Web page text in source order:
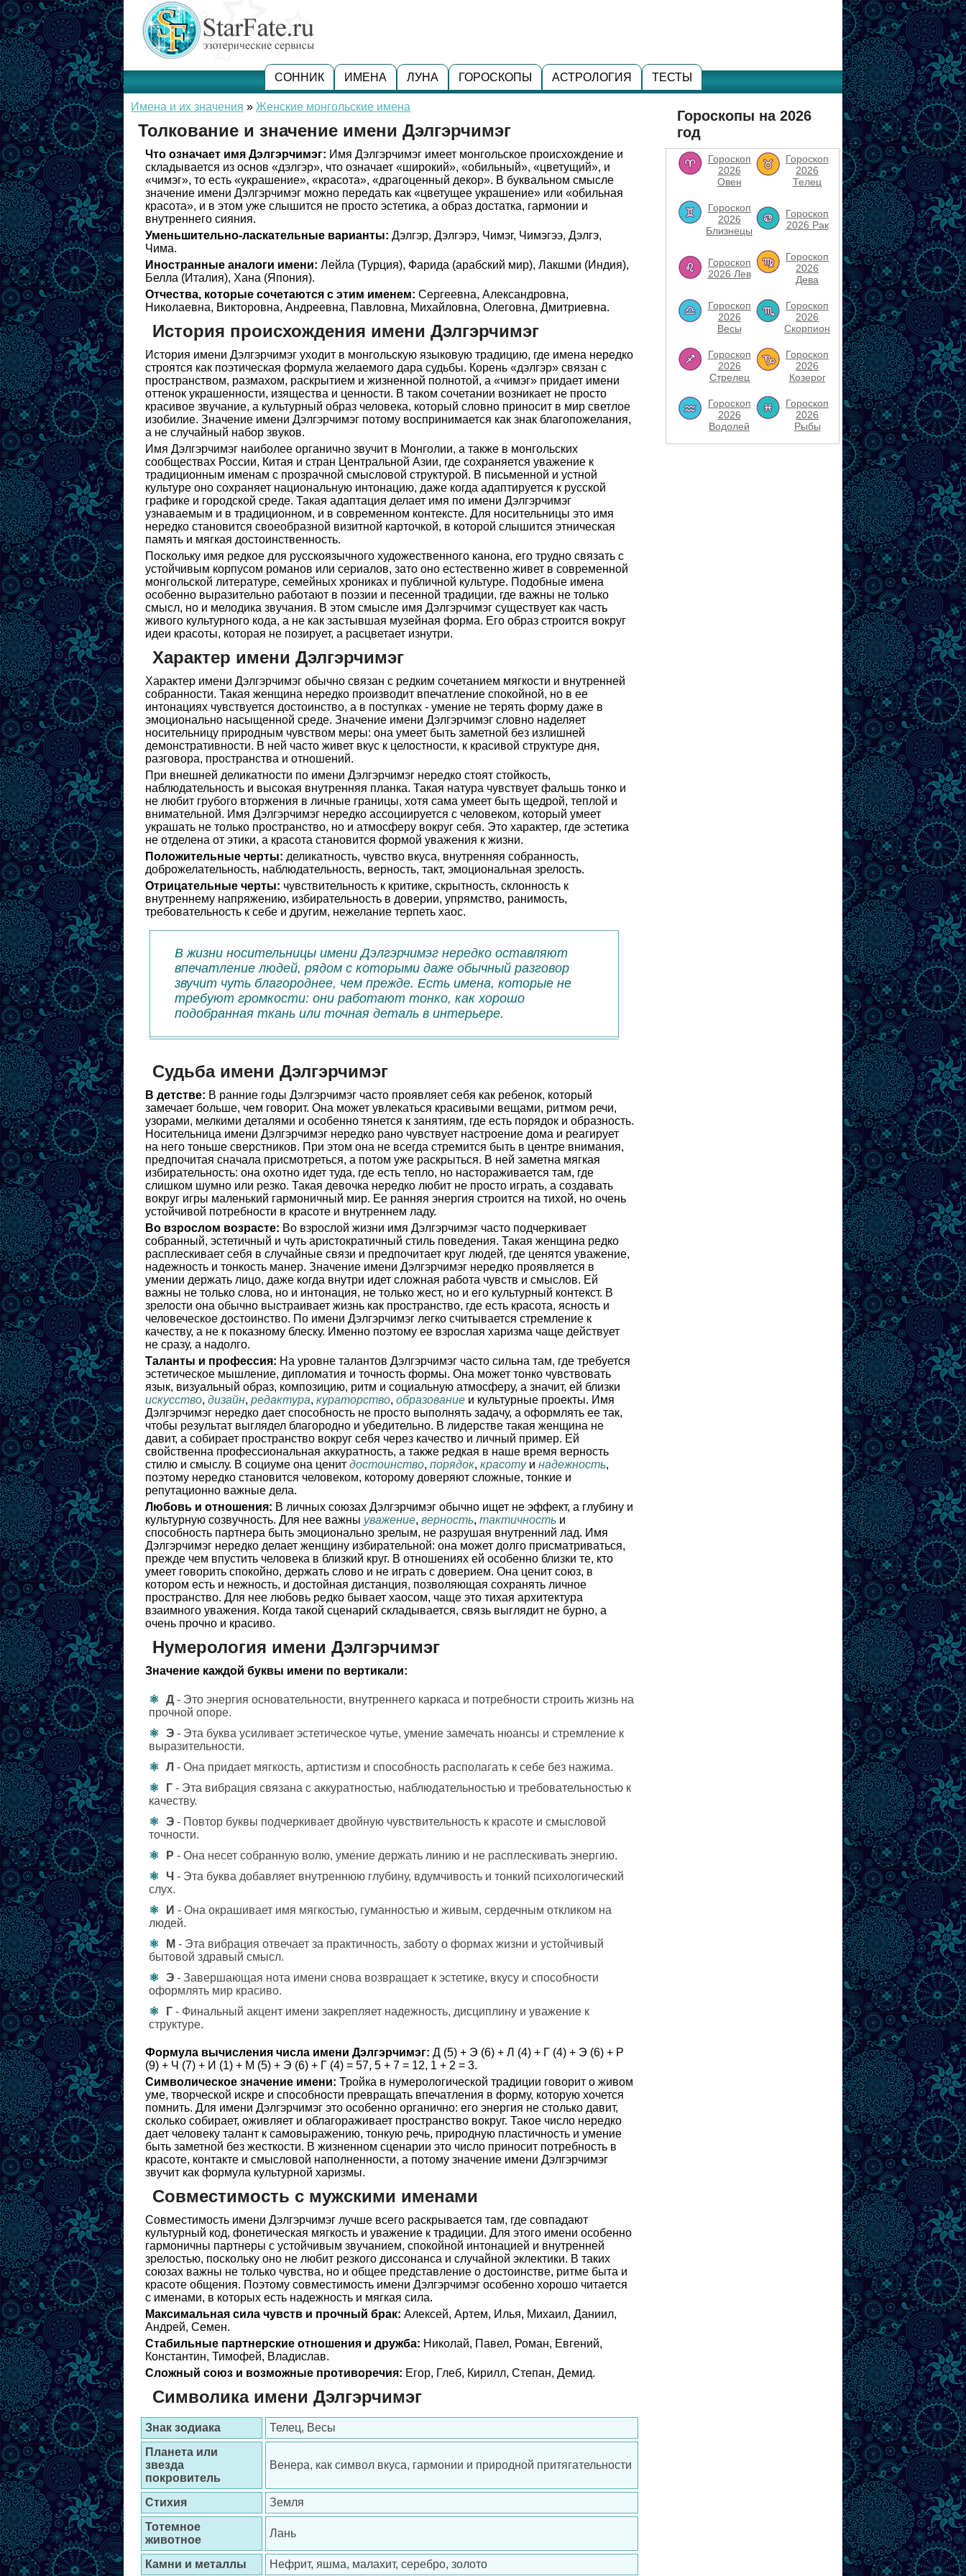
СОННИК ИМЕНА ЛУНА ГОРОСКОПЫ АСТРОЛОГИЯ ТЕСТЫ
Имена и их значения » Женские монгольские имена
Толкование и значение имени Дэлгэрчимэг
Что означает имя Дэлгэрчимэг: Имя Дэлгэрчимэг имеет монгольское происхождение и
складывается из основ «дэлгэр», что означает «широкий», «обильный», «цветущий», и
«чимэг», то есть «украшение», «красота», «драгоценный декор». В буквальном смысле
значение имени Дэлгэрчимэг можно передать как «цветущее украшение» или «обильная
красота», и в этом уже слышится не просто эстетика, а образ достатка, гармонии и
внутреннего сияния.
Уменьшительно-ласкательные варианты: Дэлгэр, Дэлгэрэ, Чимэг, Чимэгээ, Дэлгэ,
Чима.
Иностранные аналоги имени: Лейла (Турция), Фарида (арабский мир), Лакшми (Индия),
Белла (Италия), Хана (Япония).
Отчества, которые сочетаются с этим именем: Сергеевна, Александровна,
Николаевна, Викторовна, Андреевна, Павловна, Михайловна, Олеговна, Дмитриевна.
История происхождения имени Дэлгэрчимэг
История имени Дэлгэрчимэг уходит в монгольскую языковую традицию, где имена нередко
строятся как поэтическая формула желаемого дара судьбы. Корень «дэлгэр» связан с
пространством, размахом, раскрытием и жизненной полнотой, а «чимэг» придает имени
оттенок украшенности, изящества и ценности. В таком сочетании возникает не просто
красивое звучание, а культурный образ человека, который словно приносит в мир светлое
изобилие. Значение имени Дэлгэрчимэг потому воспринимается как знак благопожелания,
а не случайный набор звуков.
Имя Дэлгэрчимэг наиболее органично звучит в Монголии, а также в монгольских
сообществах России, Китая и стран Центральной Азии, где сохраняется уважение к
традиционным именам с прозрачной смысловой структурой. В письменной и устной
культуре оно сохраняет национальную интонацию, даже когда адаптируется к русской
графике и городской среде. Такая адаптация делает имя по имени Дэлгэрчимэг
узнаваемым и в традиционном, и в современном контексте. Для носительницы это имя
нередко становится своеобразной визитной карточкой, в которой слышится этническая
память и мягкая достоинственность.
Поскольку имя редкое для русскоязычного художественного канона, его трудно связать с
устойчивым корпусом романов или сериалов, зато оно естественно живет в современной
монгольской литературе, семейных хрониках и публичной культуре. Подобные имена
особенно выразительно работают в поэзии и песенной традиции, где важны не только
смысл, но и мелодика звучания. В этом смысле имя Дэлгэрчимэг существует как часть
живого культурного кода, а не как застывшая музейная форма. Его образ строится вокруг
идеи красоты, которая не позирует, а расцветает изнутри.
Характер имени Дэлгэрчимэг
Характер имени Дэлгэрчимэг обычно связан с редким сочетанием мягкости и внутренней
собранности. Такая женщина нередко производит впечатление спокойной, но в ее
интонациях чувствуется достоинство, а в поступках - умение не терять форму даже в
эмоционально насыщенной среде. Значение имени Дэлгэрчимэг словно наделяет
носительницу природным чувством меры: она умеет быть заметной без излишней
демонстративности. В ней часто живет вкус к целостности, к красивой структуре дня,
разговора, пространства и отношений.
При внешней деликатности по имени Дэлгэрчимэг нередко стоят стойкость,
наблюдательность и высокая внутренняя планка. Такая натура чувствует фальшь тонко и
не любит грубого вторжения в личные границы, хотя сама умеет быть щедрой, теплой и
внимательной. Имя Дэлгэрчимэг нередко ассоциируется с человеком, который умеет
украшать не только пространство, но и атмосферу вокруг себя. Это характер, где эстетика
не отделена от этики, а красота становится формой уважения к жизни.
Положительные черты: деликатность, чувство вкуса, внутренняя собранность,
доброжелательность, наблюдательность, верность, такт, эмоциональная зрелость.
Отрицательные черты: чувствительность к критике, скрытность, склонность к
внутреннему напряжению, избирательность в доверии, упрямство, ранимость,
требовательность к себе и другим, нежелание терпеть хаос.
В жизни носительницы имени Дэлгэрчимэг нередко оставляют
впечатление людей, рядом с которыми даже обычный разговор
звучит чуть благороднее, чем прежде. Есть имена, которые не
требуют громкости: они работают тонко, как хорошо
подобранная ткань или точная деталь в интерьере.
Судьба имени Дэлгэрчимэг
В детстве: В ранние годы Дэлгэрчимэг часто проявляет себя как ребенок, который
замечает больше, чем говорит. Она может увлекаться красивыми вещами, ритмом речи,
узорами, мелкими деталями и особенно тянется к занятиям, где есть порядок и образность.
Носительница имени Дэлгэрчимэг нередко рано чувствует настроение дома и реагирует
на него тоньше сверстников. При этом она не всегда стремится быть в центре внимания,
предпочитая сначала присмотреться, а потом уже раскрыться. В ней заметна мягкая
избирательность: она охотно идет туда, где есть тепло, но настораживается там, где
слишком шумно или резко. Такая девочка нередко любит не просто играть, а создавать
вокруг игры маленький гармоничный мир. Ее ранняя энергия строится на тихой, но очень
устойчивой потребности в красоте и внутреннем ладу.
Во взрослом возрасте: Во взрослой жизни имя Дэлгэрчимэг часто подчеркивает
собранный, эстетичный и чуть аристократичный стиль поведения. Такая женщина редко
расплескивает себя в случайные связи и предпочитает круг людей, где ценятся уважение,
надежность и тонкость манер. Значение имени Дэлгэрчимэг нередко проявляется в
умении держать лицо, даже когда внутри идет сложная работа чувств и смыслов. Ей
важны не только слова, но и интонация, не только жест, но и его культурный контекст. В
зрелости она обычно выстраивает жизнь как пространство, где есть красота, ясность и
человеческое достоинство. По имени Дэлгэрчимэг легко считывается стремление к
качеству, а не к показному блеску. Именно поэтому ее взрослая харизма чаще действует
не сразу, а надолго.
Таланты и профессия: На уровне талантов Дэлгэрчимэг часто сильна там, где требуется
эстетическое мышление, дипломатия и точность формы. Она может тонко чувствовать
язык, визуальный образ, композицию, ритм и социальную атмосферу, а значит, ей близки
искусство, дизайн, редактура, кураторство, образование и культурные проекты. Имя
Дэлгэрчимэг нередко дает способность не просто выполнять задачу, а оформлять ее так,
чтобы результат выглядел благородно и убедительно. В лидерстве такая женщина не
давит, а собирает пространство вокруг себя через качество и личный пример. Ей
свойственна профессиональная аккуратность, а также редкая в наше время верность
стилю и смыслу. В социуме она ценит достоинство, порядок, красотуи надежность,
поэтому нередко становится человеком, которому доверяют сложные, тонкие и
репутационно важные дела.
Любовь и отношения: В личных союзах Дэлгэрчимэг обычно ищет не эффект, а глубину и
культурную созвучность. Для нее важны уважение, верность, тактичность и
способность партнера быть эмоционально зрелым, не разрушая внутренний лад. Имя
Дэлгэрчимэг нередко делает женщину избирательной: она может долго присматриваться,
прежде чем впустить человека в близкий круг. В отношениях ей особенно близки те, кто
умеет говорить спокойно, держать слово и не играть с доверием. Она ценит союз, в
котором есть и нежность, и достойная дистанция, позволяющая сохранять личное
пространство. Для нее любовь редко бывает хаосом, чаще это тихая архитектура
взаимного уважения. Когда такой сценарий складывается, связь выглядит не бурно, а
очень прочно и красиво.
Нумерология имени Дэлгэрчимэг
Значение каждой буквы имени по вертикали:
Д - Это энергия основательности, внутреннего каркаса и потребности строить жизнь на
прочной опоре.
Э - Эта буква усиливает эстетическое чутье, умение замечать нюансы и стремление к
выразительности.
Л - Она придает мягкость, артистизм и способность располагать к себе без нажима.
Г - Эта вибрация связана с аккуратностью, наблюдательностью и требовательностью к
качеству.
Э - Повтор буквы подчеркивает двойную чувствительность к красоте и смысловой
точности.
Р - Она несет собранную волю, умение держать линию и не расплескивать энергию.
Ч - Эта буква добавляет внутреннюю глубину, вдумчивость и тонкий психологический
слух.
И - Она окрашивает имя мягкостью, гуманностью и живым, сердечным откликом на
людей.
М - Эта вибрация отвечает за практичность, заботу о формах жизни и устойчивый
бытовой здравый смысл.
Э - Завершающая нота имени снова возвращает к эстетике, вкусу и способности
оформлять мир красиво.
Г - Финальный акцент имени закрепляет надежность, дисциплину и уважение к
структуре.
Формула вычисления числа имени Дэлгэрчимэг: Д (5) + Э (6) + Л (4) + Г (4) + Э (6) + Р
(9) + Ч (7) + И (1) + М (5) + Э (6) + Г (4) = 57, 5 + 7 = 12, 1 + 2 = 3.
Символическое значение имени: Тройка в нумерологической традиции говорит о живом
уме, творческой искре и способности превращать впечатления в форму, которую хочется
помнить. Для имени Дэлгэрчимэг это особенно органично: его энергия не столько давит,
сколько собирает, оживляет и облагораживает пространство вокруг. Такое число нередко
дает человеку талант к самовыражению, тонкую речь, природную пластичность и умение
быть заметной без жесткости. В жизненном сценарии это число приносит потребность в
красоте, контакте и смысловой наполненности, а потому значение имени Дэлгэрчимэг
звучит как формула культурной харизмы.
Совместимость с мужскими именами
Совместимость имени Дэлгэрчимэг лучше всего раскрывается там, где совпадают
культурный код, фонетическая мягкость и уважение к традиции. Для этого имени особенно
гармоничны партнеры с устойчивым звучанием, спокойной интонацией и внутренней
зрелостью, поскольку оно не любит резкого диссонанса и случайной эклектики. В таких
союзах важны не только чувства, но и общее представление о достоинстве, ритме быта и
красоте общения. Поэтому совместимость имени Дэлгэрчимэг особенно хорошо читается
с именами, в которых есть надежность и мягкая сила.
Максимальная сила чувств и прочный брак: Алексей, Артем, Илья, Михаил, Даниил,
Андрей, Семен.
Стабильные партнерские отношения и дружба: Николай, Павел, Роман, Евгений,
Константин, Тимофей, Владислав.
Сложный союз и возможные противоречия: Егор, Глеб, Кирилл, Степан, Демид.
Символика имени Дэлгэрчимэг
Знак зодиака
Телец, Весы
Планета или
звезда
покровитель
Венера, как символ вкуса, гармонии и природной притягательности
Стихия
Земля
Тотемное
животное
Лань
Камни и металлы Нефрит, яшма, малахит, серебро, золото
Гороскопы на 2026
год
Гороскоп
2026
Овен
Гороскоп
2026
Телец
Гороскоп
2026
Близнецы
Гороскоп
2026 Рак
Гороскоп
2026 Лев
Гороскоп
2026
Дева
Гороскоп
2026
Весы
Гороскоп
2026
Скорпион
Гороскоп
2026
Стрелец
Гороскоп
2026
Козерог
Гороскоп
2026
Водолей
Гороскоп
2026
Рыбы